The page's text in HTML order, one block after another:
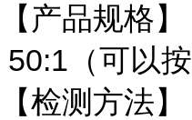
【产品规格
50:1（可以
【检测方法